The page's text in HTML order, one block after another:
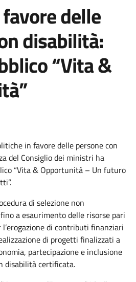
delle
disabilità:
“Vita &
in favore delle persone con
del Consiglio dei ministri ha
“Vita & Opportunità – Un futuro
di selezione non
a esaurimento delle risorse pari
di contributi finanziari
di progetti finalizzati a
partecipazione e inclusione
disabilità certificata.